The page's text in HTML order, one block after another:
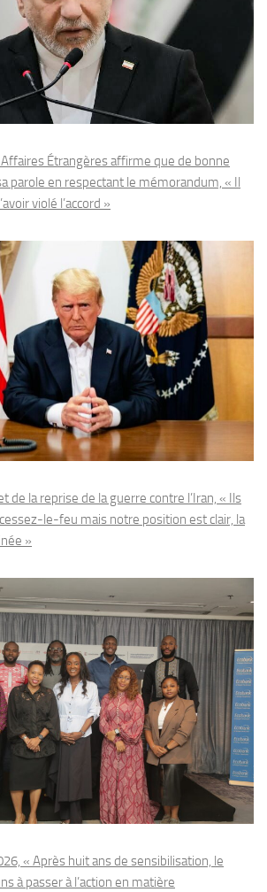
Étrangères affirme que de bonne
parole en respectant le mémorandum, « Il
violé l’accord »
de la reprise de la guerre contre l’Iran, « Ils
le-feu mais notre position est clair, la
»
« Après huit ans de sensibilisation, le
à passer à l’action en matière